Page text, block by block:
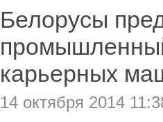
Белорусы
карьерных
14 октября 2014